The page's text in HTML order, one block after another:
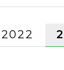
2022